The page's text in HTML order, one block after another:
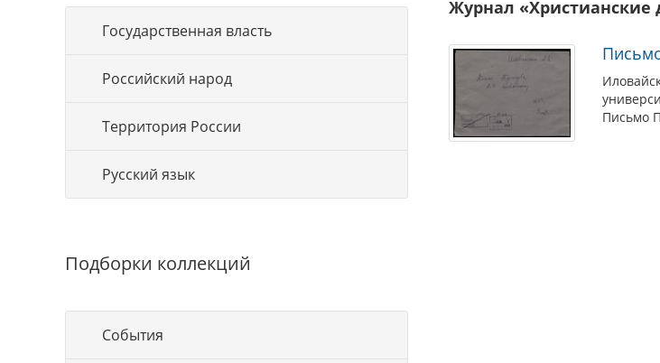
Государственная власть
Российский народ
Территория России
Русский язык
Подборки коллекций
События
Журнал «Христианские
Письмо